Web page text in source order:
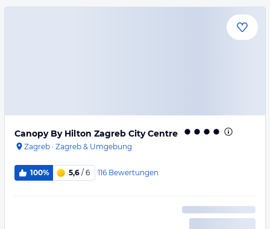
Canopy By Hilton Zagreb City Centre
Zagreb · Zagreb & Umgebung
100% 5,6 / 6 116 Bewertungen